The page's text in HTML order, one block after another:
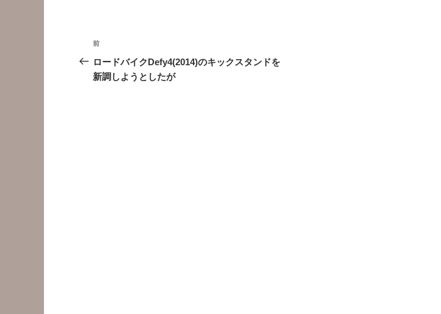
投
稿
ナ
前
の
投
前
ロードバイクDefy4(2014)のキックスタンドを
新調しようとしたが